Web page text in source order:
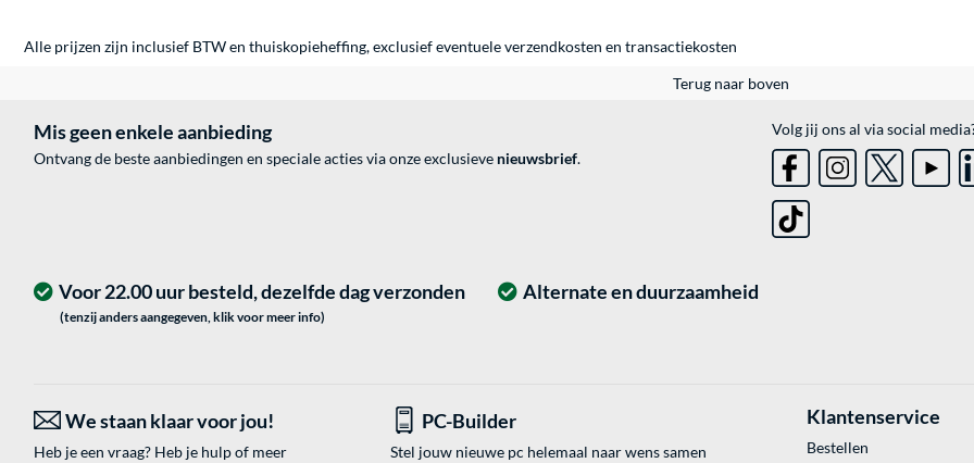
Alle prijzen zijn inclusief BTW en thuiskopieheffing, exclusief eventueleverzendkosten en transactiekosten
Terug naar boven
Mis geen enkele aanbieding
Ontvang de beste aanbiedingen en speciale acties via onze exclusieve nieuwsbrief.
Volg jij ons al via social
Alternate en duurzaamheid
Voor 22.00 uur besteld, dezelfde dag verzonden
(tenzij anders aangegeven, klik voor meer info)
We staan klaar voor jou!
Heb je een vraag? Heb je hulp of meer
PC-Builder
Stel jouw nieuwe pc helemaal naar wens samen
Klantenservice
Bestellen